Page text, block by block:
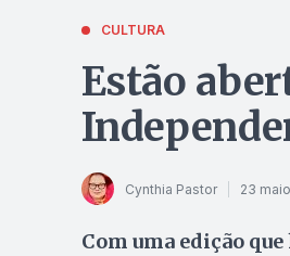
CULTURA
Estão
Cynthia Pastor 23
Com uma edição